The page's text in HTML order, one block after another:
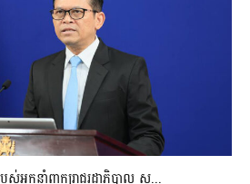
នកនាំពាក្យរាជរដ្ឋាភិបាល ស...